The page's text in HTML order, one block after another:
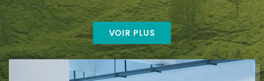
sachets de thé
peut vous fournir
une variété de
styles de formation
et de scellage de
granulés, des
graines, céréales,
blé, haricots, petit
matériel et
composants, etc.
tamis à secousses en spirale, des machines d'emballage de
thé en sachets préfabriqués et des machines à sceller. Il
existe plus de 30 variétés réparties en cinq catégories.
VOIR PLUS